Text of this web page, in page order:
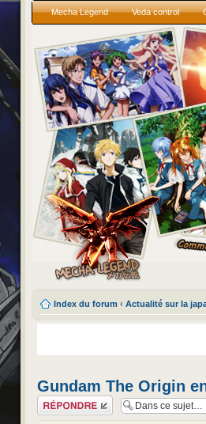
Mecha Legend Veda control
Index du forum ‹ Actualité sur la
Gundam The Origin
Répondre